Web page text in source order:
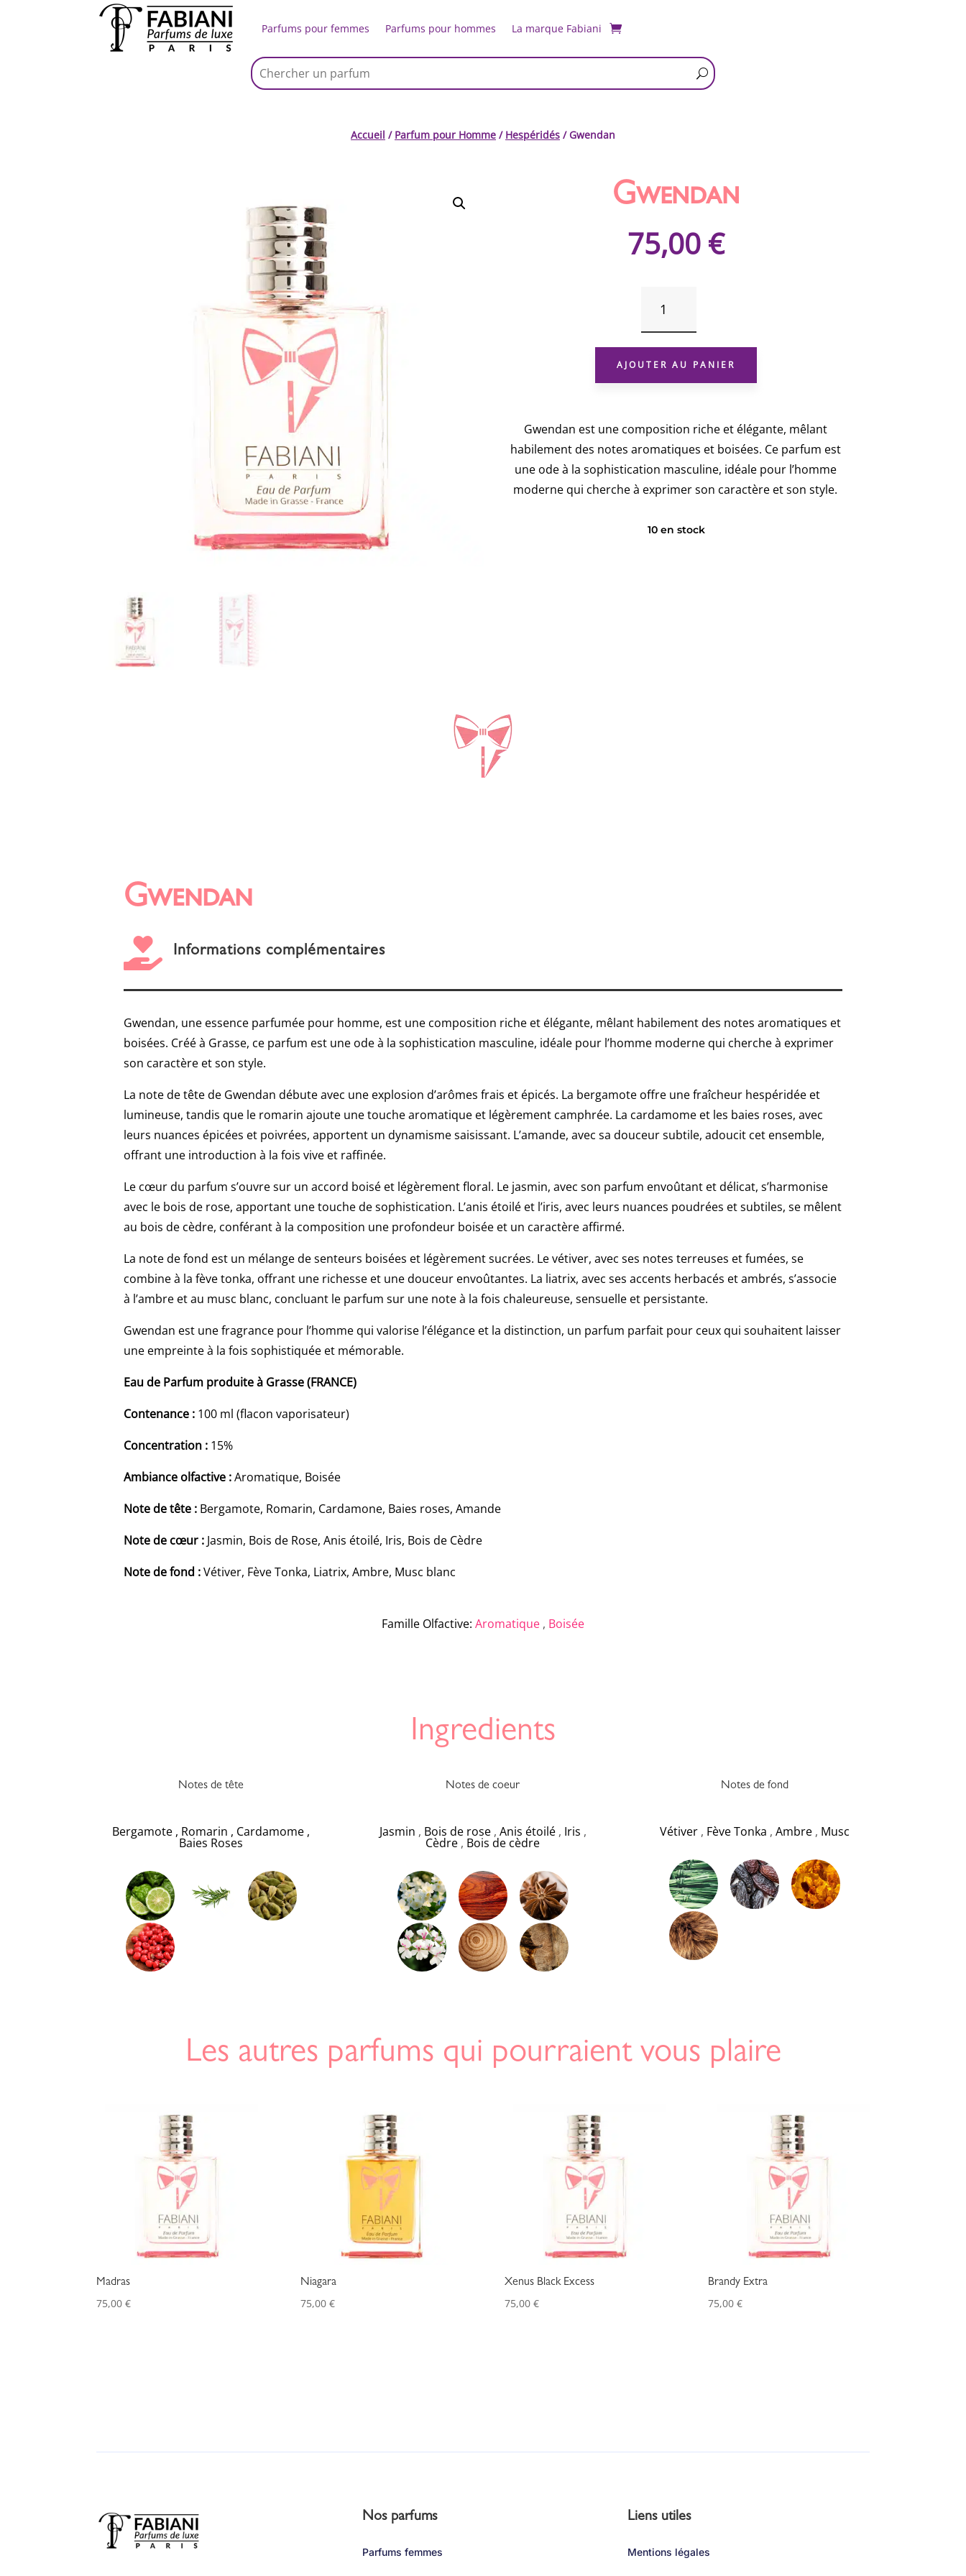
Parfums pour femmes Parfums pour hommes La marque Fabiani
Accueil / Parfum pour Homme / Hespéridés / Gwendan
Gwendan
75,00 €
GWENDAN
AJOUTER AU PANIER
Gwendan est une composition riche et élégante, mêlant
habilement des notes aromatiques et boisées. Ce parfum est
une ode à la sophistication masculine, idéale pour l’homme
moderne qui cherche à exprimer son caractère et son style.
10 en stock
Gwendan
 Informations complémentaires
Gwendan, une essence parfumée pour homme, est une composition riche et élégante, mêlant habilement des notes aromatiques et
boisées. Créé à Grasse, ce parfum est une ode à la sophistication masculine, idéale pour l’homme moderne qui cherche à exprimer
son caractère et son style.
La note de tête de Gwendan débute avec une explosion d’arômes frais et épicés. La bergamote offre une fraîcheur hespéridée et
lumineuse, tandis que le romarin ajoute une touche aromatique et légèrement camphrée. La cardamome et les baies roses, avec
leurs nuances épicées et poivrées, apportent un dynamisme saisissant. L’amande, avec sa douceur subtile, adoucit cet ensemble,
offrant une introduction à la fois vive et raffinée.
Le cœur du parfum s’ouvre sur un accord boisé et légèrement floral. Le jasmin, avec son parfum envoûtant et délicat, s’harmonise
avec le bois de rose, apportant une touche de sophistication. L’anis étoilé et l’iris, avec leurs nuances poudrées et subtiles, se mêlent
au bois de cèdre, conférant à la composition une profondeur boisée et un caractère affirmé.
La note de fond est un mélange de senteurs boisées et légèrement sucrées. Le vétiver, avec ses notes terreuses et fumées, se
combine à la fève tonka, offrant une richesse et une douceur envoûtantes. La liatrix, avec ses accents herbacés et ambrés, s’associe
à l’ambre et au musc blanc, concluant le parfum sur une note à la fois chaleureuse, sensuelle et persistante.
Gwendan est une fragrance pour l’homme qui valorise l’élégance et la distinction, un parfum parfait pour ceux qui souhaitent laisser
une empreinte à la fois sophistiquée et mémorable.
Eau de Parfum produite à Grasse (FRANCE)
Contenance : 100 ml (flacon vaporisateur)
Concentration : 15%
Ambiance olfactive :Aromatique, Boisée
Note de tête : Bergamote, Romarin, Cardamone, Baies roses, Amande
Note de cœur : Jasmin, Bois de Rose, Anis étoilé, Iris, Bois de Cèdre
Note de fond :Vétiver, Fève Tonka, Liatrix, Ambre, Musc blanc
Famille Olfactive: Aromatique , Boisée
Ingredients
Notes de tête
Bergamote , Romarin , Cardamome ,
Baies Roses
Notes de coeur
Jasmin , Bois de rose , Anis étoilé , Iris ,
Cèdre , Bois de cèdre
Notes de fond
Vétiver , Fève Tonka , Ambre , Musc
Les autres parfums qui pourraient vous plaire
Madras
75,00€
Niagara
75,00 €
Xenus Black Excess
75,00 €
Brandy Extra
75,00€
Nos parfums
Parfums femmes
Liens utiles
Mentions légales